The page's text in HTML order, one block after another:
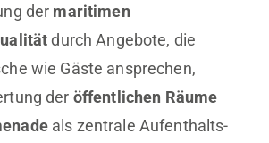
der maritimen
durch Angebote, die
wie Gäste ansprechen,
der öffentlichen Räume
als zentrale Aufenthalts-